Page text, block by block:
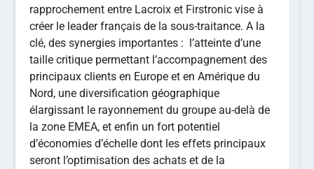
rapprochement entre Lacroix et Firstronic vise à
créer le leader français de la sous-traitance. A la
clé, des synergies importantes : l’atteinte d’une
taille critique permettant l’accompagnement des
principaux clients en Europe et en Amérique du
Nord, une diversification géographique
élargissant le rayonnement du groupe au-delà de
la zone EMEA, et enfin un fort potentiel
d’économies d’échelle dont les effets principaux
seront l’optimisation des achats et de la